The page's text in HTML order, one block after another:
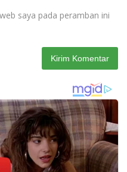
saya pada peramban ini